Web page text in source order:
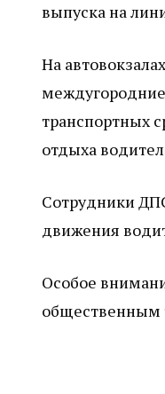
выпуска на
На
транспортных
отдыха
Сотрудники
движения
Особое
общественным